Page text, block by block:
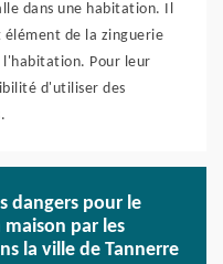
dans une habitation. Il
de la zinguerie
l'habitation. Pour leur
d'utiliser des
dangers pour le
par les
la ville de Tannerre